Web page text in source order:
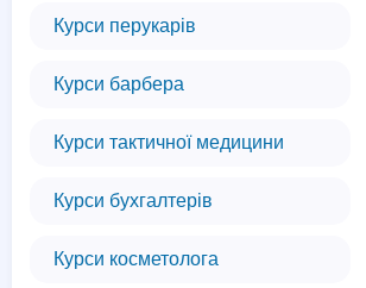
Курси перукарів
Курси барбера
Курси тактичної медицини
Курси бухгалтерів
Курси косметолога